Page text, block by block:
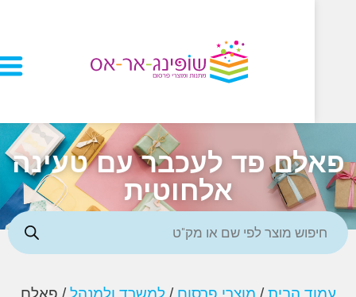
פד לעכבר עם טעינה
אלחוטית
הבית/מוצרי פרסום /למשרד ולמנהל/ פאלם